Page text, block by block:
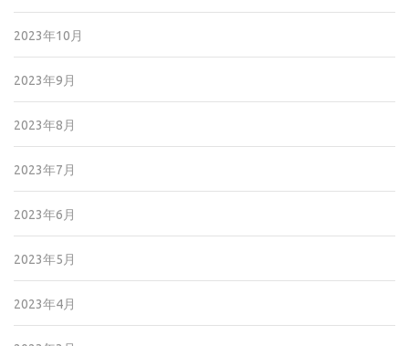
2023年10月
2023年9月
2023年8月
2023年7月
2023年6月
2023年5月
2023年4月